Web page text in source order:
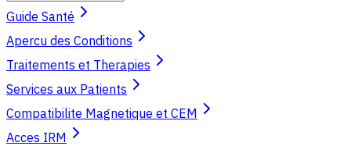
Guide Santé
Apercu des Conditions
Traitements et Therapies
Services aux Patients
Compatibilite Magnetique et CEM
Acces IRM